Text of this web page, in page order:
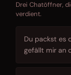
Drei Chatöffner,
verdient.
Du packst es
gefällt mir an